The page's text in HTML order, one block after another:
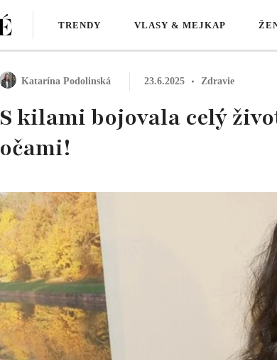
TRENDY VLASY & MEJKAP
Katarína Podolinská 23.6.2025 Zdravie
S kilami bojovala celý
očami!